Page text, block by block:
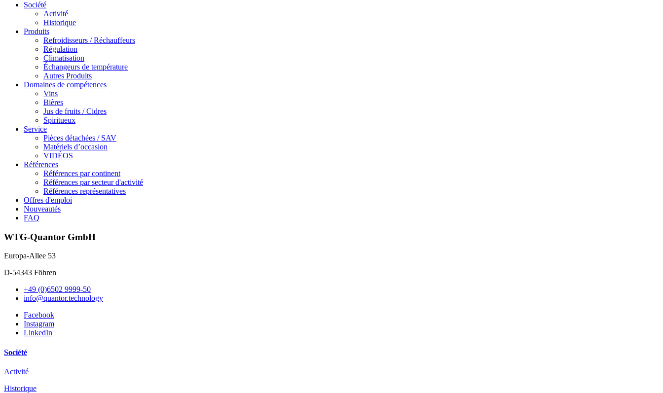
Société
Activité
Historique
Produits
Refroidisseurs / Réchauffeurs
Régulation
Climatisation
Échangeurs de température
Autres Produits
Domaines de compétences
Vins
Bières
Jus de fruits / Cidres
Spiritueux
Service
Pièces détachées / SAV
Matériels d’occasion
VIDÉOS
Références
Références par continent
Références par secteur d'activité
Références représentatives
Offres d'emploi
Nouveautés
FAQ
WTG-Quantor GmbH
Europa-Allee 53
D-54343 Föhren
+49 (0)6502 9999-50
info@quantor.technology
Facebook
Instagram
LinkedIn
Société
Activité
Historique